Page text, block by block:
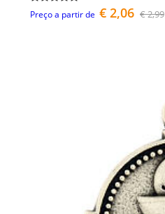
Preço a partir de € 2,06 € 2,99